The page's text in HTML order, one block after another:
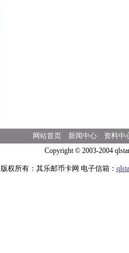
网站首页 新闻中心
资料中
Copyright © 2003-2004
版权所有：其乐邮币卡网 电子信箱：